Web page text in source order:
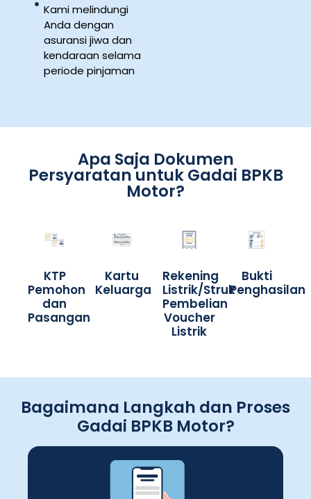
Kami melindungi
Anda dengan
asuransi jiwa dan
kendaraan selama
periode pinjaman
Apa Saja Dokumen
Persyaratan untuk Gadai BPKB
Motor?
KTP
Pemohon
dan
Pasangan
Kartu
Keluarga
Rekening
Listrik/Struk
Pembelian
Voucher
Listrik
Bukti
Penghasilan
Bagaimana Langkah dan Proses
Gadai BPKB Motor?